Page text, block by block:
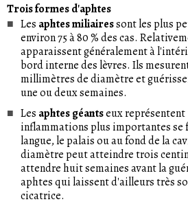
Trois formes d'aphtes
Les aphtes miliairessont les plus
environ 75 à 80 % des cas.
apparaissent généralement à
bord interne des lèvres. Ils
millimètres de diamètre et
une ou deux semaines.
Les aphtes géantseux représentent
inflammations plus importantes
langue, le palais ou au fond de la
diamètre peut atteindre trois
attendre huit semaines avant la
aphtes qui laissent d'ailleurs très
cicatrice.